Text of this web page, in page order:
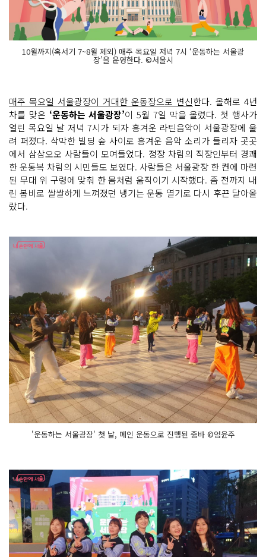
10월까지(혹서기 7~8월 제외) 매주 목요일 저녁 7시 ‘운동하는 서울광
장’을 운영한다. ©서울시
매주 목요일 서울광장이 거대한 운동장으로 변신한다. 올해로 4년
차를 맞은 ‘운동하는 서울광장’이 5월 7일 막을 올렸다. 첫 행사가
열린 목요일 날 저녁 7시가 되자 흥겨운 라틴음악이 서울광장에 울
려 퍼졌다. 삭막한 빌딩 숲 사이로 흥겨운 음악 소리가 들리자 곳곳
에서 삼삼오오 사람들이 모여들었다. 정장 차림의 직장인부터 경쾌
한 운동복 차림의 시민들도 보였다. 사람들은 서울광장 한 켠에 마련
된 무대 위 구령에 맞춰 한 몸처럼 움직이기 시작했다. 좀 전까지 내
린 봄비로 쌀쌀하게 느껴졌던 냉기는 운동 열기로 다시 후끈 달아올
랐다.
'운동하는 서울광장' 첫 날, 메인 운동으로 진행된 줌바 ©엄윤주